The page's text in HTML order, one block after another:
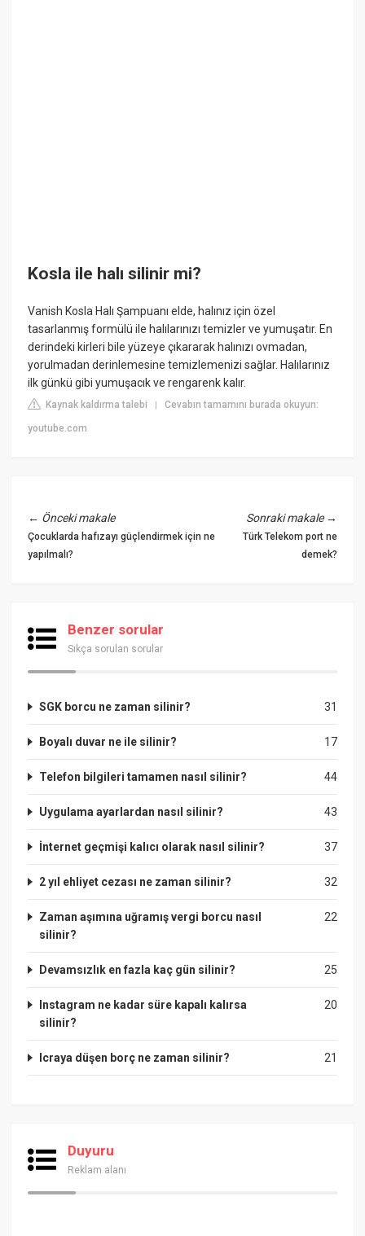
Kosla ile halı silinir mi?
Vanish Kosla Halı Şampuanı elde, halınız için özel
tasarlanmış formülü ile halılarınızı temizler ve yumuşatır. En
derindeki kirleri bile yüzeye çıkararak halınızı ovmadan,
yorulmadan derinlemesine temizlemenizi sağlar. Halılarınız
ilk günkü gibi yumuşacık ve rengarenk kalır.
Kaynak kaldırma talebi |Cevabın tamamını burada okuyun:
youtube.com
← Önceki makale
Çocuklarda hafızayı güçlendirmek için ne
yapılmalı?
Sonraki makale→
Türk Telekom port ne
demek?
Benzer sorular
Sıkça sorulan sorular
31
SGK borcu ne zaman silinir?
17
Boyalı duvar ne ile silinir?
44
Telefon bilgileri tamamen nasıl silinir?
43
Uygulama ayarlardan nasıl silinir?
37
İnternet geçmişi kalıcı olarak nasıl silinir?
32
2 yıl ehliyet cezası ne zaman silinir?
22
Zaman aşımına uğramış vergi borcu nasıl
silinir?
25
Devamsızlık en fazla kaç gün silinir?
20
Instagram ne kadar süre kapalı kalırsa
silinir?
21
Icraya düşen borç ne zaman silinir?
Duyuru
Reklam alanı